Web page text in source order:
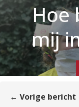
Hoe
mij
← Vorige bericht